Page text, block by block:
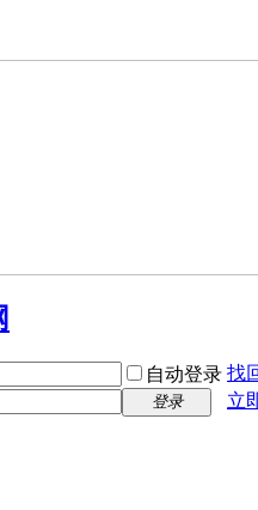
自动登录 找
登录
立